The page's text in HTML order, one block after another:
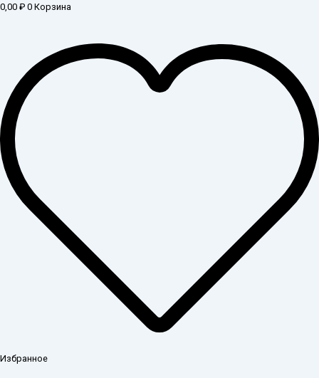
0,00 ₽ 0 Корзина
Избранное